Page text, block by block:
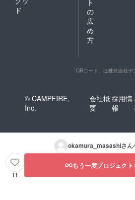
ド
の
広
め
方
「QRコード」は株式会社
© CAMPFIRE,
Inc.
会社概
要
採用情
報
okamura_masashiさん
11
もう一度プロジェク